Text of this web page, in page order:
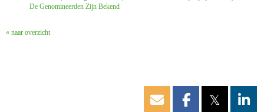
De Genomineerden Zijn Bekend
« naar overzicht
𝕏